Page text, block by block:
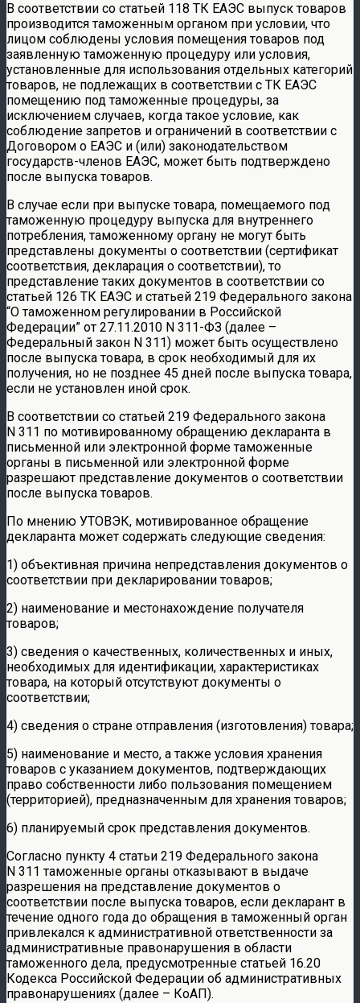
В соответствии со статьей 118 ТК ЕАЭС выпуск товаров
производится таможенным органом при условии, что
лицом соблюдены условия помещения товаров под
заявленную таможенную процедуру или условия,
установленные для использования отдельных категорий
товаров, не подлежащих в соответствии с ТК ЕАЭС
помещению под таможенные процедуры, за
исключением случаев, когда такое условие, как
соблюдение запретов и ограничений в соответствии с
Договором о ЕАЭС и (или) законодательством
государств-членов ЕАЭС, может быть подтверждено
после выпуска товаров.
В случае если при выпуске товара, помещаемого под
таможенную процедуру выпуска для внутреннего
потребления, таможенному органу не могут быть
представлены документы о соответствии (сертификат
соответствия, декларация о соответствии), то
представление таких документов в соответствии со
статьей 126 ТК ЕАЭС и статьей 219 Федерального закона
“О таможенном регулировании в Российской
Федерации” от 27.11.2010 N 311-ФЗ (далее –
Федеральный закон N 311) может быть осуществлено
после выпуска товара, в срок необходимый для их
получения, но не позднее 45 дней после выпуска товара,
если не установлен иной срок.
В соответствии со статьей 219 Федерального закона
N 311 по мотивированному обращению декларанта в
письменной или электронной форме таможенные
органы в письменной или электронной форме
разрешают представление документов о соответствии
после выпуска товаров.
По мнению УТОВЭК, мотивированное обращение
декларанта может содержать следующие сведения:
1) объективная причина непредставления документов о
соответствии при декларировании товаров;
2) наименование и местонахождение получателя
товаров;
3) сведения о качественных, количественных и иных,
необходимых для идентификации, характеристиках
товара, на который отсутствуют документы о
соответствии;
4) сведения о стране отправления (изготовления) товара;
5) наименование и место, а также условия хранения
товаров с указанием документов, подтверждающих
право собственности либо пользования помещением
(территорией), предназначенным для хранения товаров;
6) планируемый срок представления документов.
Согласно пункту 4 статьи 219 Федерального закона
N 311 таможенные органы отказывают в выдаче
разрешения на представление документов о
соответствии после выпуска товаров, если декларант в
течение одного года до обращения в таможенный орган
привлекался к административной ответственности за
административные правонарушения в области
таможенного дела, предусмотренные статьей 16.20
Кодекса Российской Федерации об административных
правонарушениях (далее – КоАП).